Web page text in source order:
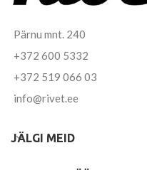
Pärnu mnt. 240
+372 600 5332
+372 519 066 03
info@rivet.ee
JÄLGI MEID